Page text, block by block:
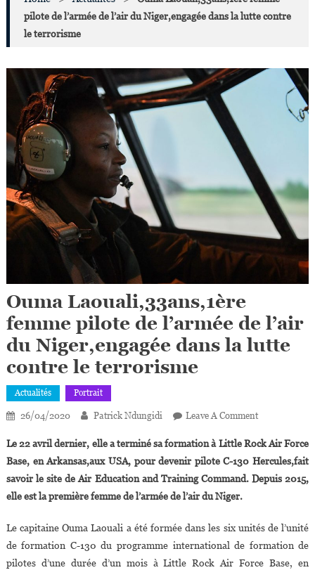
pilote de l’armée de l’air du Niger,engagée dans la lutte contre
le terrorisme
Ouma Laouali,33ans,1ère
femme pilote de l’armée de l’air
du Niger,engagée dans la lutte
contre le terrorisme
Actualités Portrait
26/04/2020 Patrick Ndungidi Leave A CommentOn
Femme
Pilote
De
L’air
Du
Le 22 avril dernier, elle a terminé sa formation à Little Rock Air Force
Base, en Arkansas,aux USA, pour devenir pilote C-130 Hercules,fait
savoir le site de Air Education and Training Command. Depuis 2015,
elle est la première femme de l’armée de l’air du Niger.
Le capitaine Ouma Laouali a été formée dans les six unités de l’unité
de formation C-130 du programme international de formation de
pilotes d’une durée d’un mois à Little Rock Air Force Base, en